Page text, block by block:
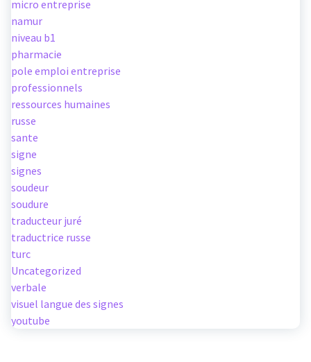
micro entreprise
namur
niveau b1
pharmacie
pole emploi entreprise
professionnels
ressources humaines
russe
sante
signe
signes
soudeur
soudure
traducteur juré
traductrice russe
turc
Uncategorized
verbale
visuel langue des signes
youtube